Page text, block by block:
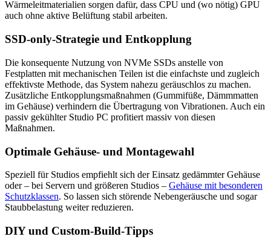
Wärmeleitmaterialien sorgen dafür, dass CPU und (wo nötig) GPU
auch ohne aktive Belüftung stabil arbeiten.
SSD-only-Strategie und Entkopplung
Die konsequente Nutzung von NVMe SSDs anstelle von
Festplatten mit mechanischen Teilen ist die einfachste und zugleich
effektivste Methode, das System nahezu geräuschlos zu machen.
Zusätzliche Entkopplungsmaßnahmen (Gummifüße, Dämmmatten
im Gehäuse) verhindern die Übertragung von Vibrationen. Auch ein
passiv gekühlter Studio PC profitiert massiv von diesen
Maßnahmen.
Optimale Gehäuse- und Montagewahl
Speziell für Studios empfiehlt sich der Einsatz gedämmter Gehäuse
oder – bei Servern und größeren Studios – Gehäuse mit besonderen
Schutzklassen. So lassen sich störende Nebengeräusche und sogar
Staubbelastung weiter reduzieren.
DIY und Custom-Build-Tipps